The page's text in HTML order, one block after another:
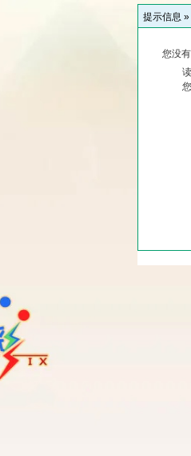
提示信息 »
您没